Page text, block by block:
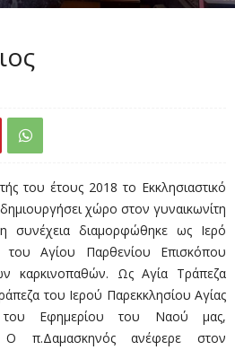
του έτους 2018 το Εκκλησιαστικό
χώρο στον γυναικωνίτη
διαμορφώθηκε ως Ιερό
του Αγίου Παρθενίου Επισκόπου
καρκινοπαθών. Ως Αγία Τράπεζα
του Ιερού Παρεκκλησίου Αγίας
του Εφημερίου του Ναού μας,
Ο π.Δαμασκηνός ανέφερε στον